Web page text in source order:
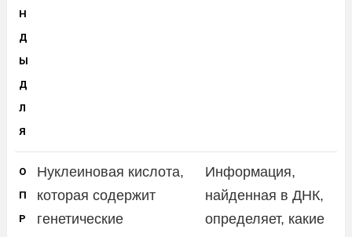
Н
Д
Ы
Д
Л
Я
О
П
Р
Нуклеиновая кислота,
которая содержит
генетические
Информация,
найденная в ДНК,
определяет, какие